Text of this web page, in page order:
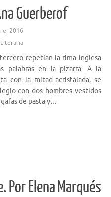
Guerberof
2016
repetían la rima inglesa
palabras en la pizarra. A la
con la mitad acristalada, se
con dos hombres vestidos
de pasta y…
Por Elena Marqués